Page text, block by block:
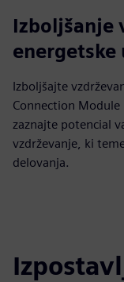
Izboljšanje
Izboljšajte
Connection
zaznajte potencial
vzdrževanje, ki
delovanja.